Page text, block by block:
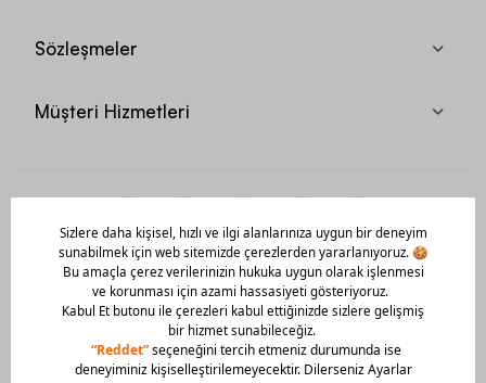
Sözleşmeler
Müşteri Hizmetleri
Mobil Uygulamamızı Hemen İndir!